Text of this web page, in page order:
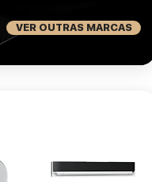
VER OUTRAS MARCAS